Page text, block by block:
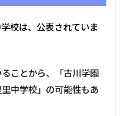
校は、公表されていま
ことから、「古川学園
中学校」の可能性もあ